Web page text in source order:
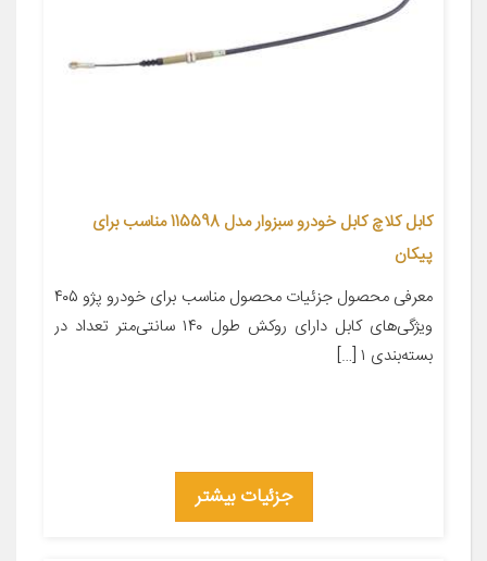
کابل کلاچ کابل خودرو سبزوار مدل 115598 مناسب برای
پیکان
معرفی محصول جزئیات محصول مناسب برای خودرو پژو ۴۰۵
ویژگی‌های کابل دارای روکش طول ۱۴۰ سانتی‌متر تعداد در
بسته‌بندی ۱ […]
جزئیات بیشتر